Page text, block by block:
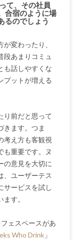
て、その社員
合宿のように場
るのでしょう
変わったり、
段あまりコミュ
も話しやすくな
プットが増える
り前だと思って
きます。つま
考え方も客観視
も重要です。ヌ
の意見を大切に
、ユーザーテス
サービスを試し
す。
ェスペースがあ
Who Drink 」